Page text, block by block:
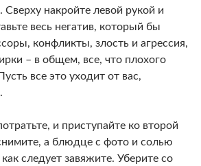
Сверху накройте левой рукой и
весь негатив, который бы
конфликты, злость и агрессия,
– в общем, все, что плохого
все это уходит от вас,
и приступайте ко второй
а блюдце с фото и солью
следует завяжите. Уберите со